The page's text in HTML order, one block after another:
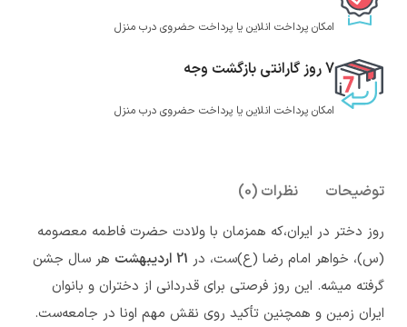
امکان پرداخت انلاین یا پرداخت حضروی درب منزل
7 روز گارانتی بازگشت وجه
امکان پرداخت انلاین یا پرداخت حضروی درب منزل
توضیحات نظرات (0)
روز دختر در ایران،که همزمان با ولادت حضرت فاطمه معصومه
(س)، خواهر امام رضا (ع)ست، در 21 اردیبهشت
هر سال جشن
گرفته میشه. این روز فرصتی برای قدردانی از دختران و بانوان
ایران زمین و همچنین تأکید روی نقش مهم اونا در جامعه‌ست.